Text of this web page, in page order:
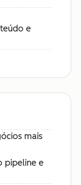
e
mais
pipeline e